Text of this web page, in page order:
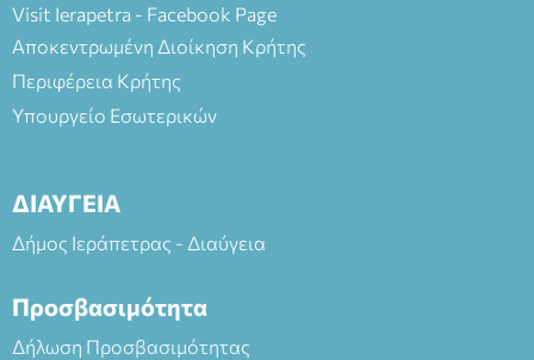
Visit Ierapetra - Facebook Page
Αποκεντρωμένη Διοίκηση Κρήτης
Περιφέρεια Κρήτης
Υπουργείο Εσωτερικών
ΔΙΑΥΓΕΙΑ
Δήμος Ιεράπετρας - Διαύγεια
Προσβασιμότητα
Δήλωση Προσβασιμότητας